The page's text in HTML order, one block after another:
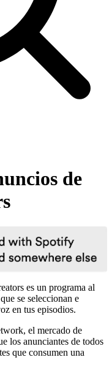
de
es un programa al
se seleccionan e
en tus episodios.
el mercado de
los anunciantes de todos
que consumen una